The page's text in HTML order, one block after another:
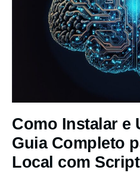
Como Instalar e
Guia Completo
Local com